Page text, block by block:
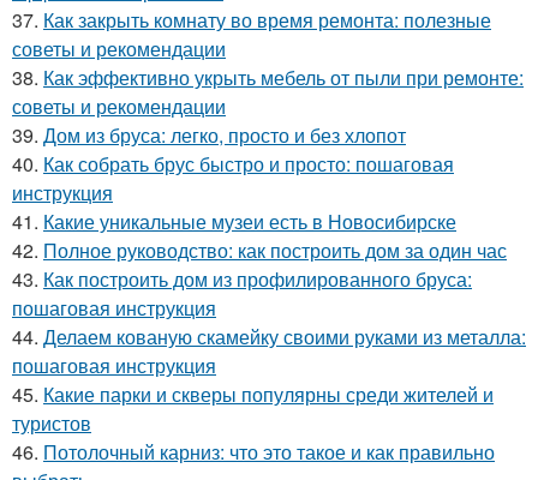
37. Как закрыть комнату во время ремонта: полезные
советы и рекомендации
38. Как эффективно укрыть мебель от пыли при ремонте:
советы и рекомендации
39. Дом из бруса: легко, просто и без хлопот
40. Как собрать брус быстро и просто: пошаговая
инструкция
41. Какие уникальные музеи есть в Новосибирске
42. Полное руководство: как построить дом за один час
43. Как построить дом из профилированного бруса:
пошаговая инструкция
44. Делаем кованую скамейку своими руками из металла:
пошаговая инструкция
45. Какие парки и скверы популярны среди жителей и
туристов
46. Потолочный карниз: что это такое и как правильно